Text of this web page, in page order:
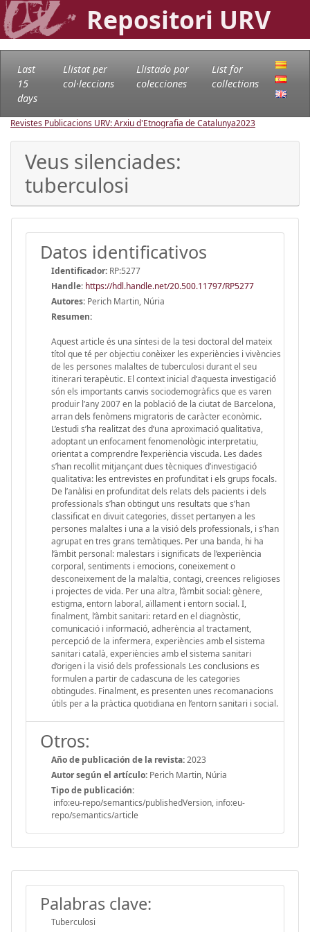
Repositori URV
Last
15
days
Llistat per
col·leccions
Llistado por
colecciones
List for
collections
Revistes Publicacions URV: Arxiu d'Etnografia de Catalunya2023
Veus silenciades:
tuberculosi
Datos identificativos
Identificador: RP:5277
Handle: https://hdl.handle.net/20.500.11797/RP5277
Autores: Perich Martin, Núria
Resumen:
Aquest article és una síntesi de la tesi doctoral del mateix
títol que té per objectiu conèixer les experiències i vivències
de les persones malaltes de tuberculosi durant el seu
itinerari terapèutic. El context inicial d’aquesta investigació
són els importants canvis sociodemogràfics que es varen
produir l’any 2007 en la població de la ciutat de Barcelona,
arran dels fenòmens migratoris de caràcter econòmic.
L’estudi s’ha realitzat des d’una aproximació qualitativa,
adoptant un enfocament fenomenològic interpretatiu,
orientat a comprendre l’experiència viscuda. Les dades
s’han recollit mitjançant dues tècniques d’investigació
qualitativa: les entrevistes en profunditat i els grups focals.
De l’anàlisi en profunditat dels relats dels pacients i dels
professionals s’han obtingut uns resultats que s’han
classificat en divuit categories, disset pertanyen a les
persones malaltes i una a la visió dels professionals, i s’han
agrupat en tres grans temàtiques. Per una banda, hi ha
l’àmbit personal: malestars i significats de l’experiència
corporal, sentiments i emocions, coneixement o
desconeixement de la malaltia, contagi, creences religioses
i projectes de vida. Per una altra, l’àmbit social: gènere,
estigma, entorn laboral, aïllament i entorn social. I,
finalment, l’àmbit sanitari: retard en el diagnòstic,
comunicació i informació, adherència al tractament,
percepció de la infermera, experiències amb el sistema
sanitari català, experiències amb el sistema sanitari
d’origen i la visió dels professionals Les conclusions es
formulen a partir de cadascuna de les categories
obtingudes. Finalment, es presenten unes recomanacions
útils per a la pràctica quotidiana en l’entorn sanitari i social.
Otros:
Año de publicación de la revista:2023
Autor según el artículo: Perich Martin, Núria
Tipo de publicación:
info:eu-repo/semantics/publishedVersion, info:eu-
repo/semantics/article
Palabras clave:
Tuberculosi